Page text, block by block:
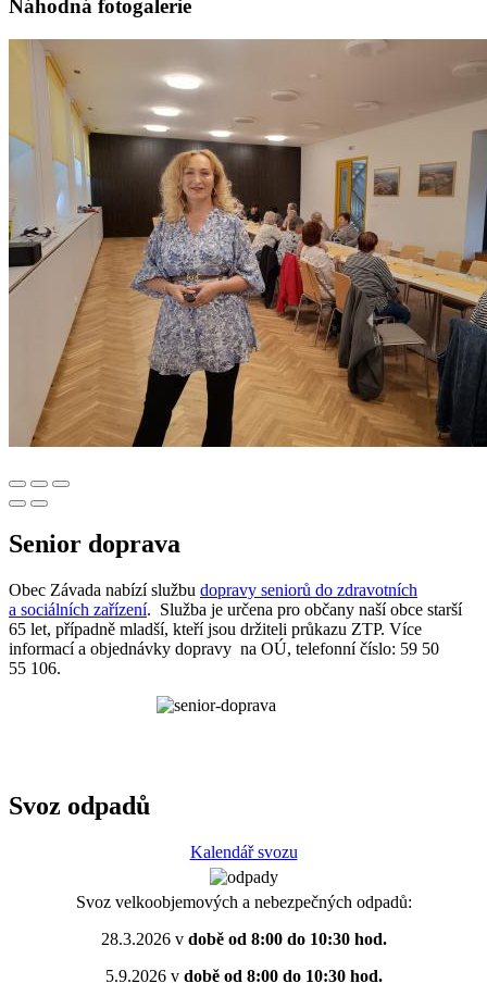
Náhodná fotogalerie
Senior doprava
Obec Závada nabízí službu dopravy seniorů do zdravotních
a sociálních zařízení. Služba je určena pro občany naší obce starší
65 let, případně mladší, kteří jsou držiteli průkazu ZTP. Více
informací a objednávky dopravy na OÚ, telefonní číslo: 59 50
55 106.
Svoz odpadů
Kalendář svozu
Svoz velkoobjemových a nebezpečných odpadů:
28.3.2026 vdobě od 8:00 do 10:30 hod.
5.9.2026 vdobě od 8:00 do 10:30 hod.